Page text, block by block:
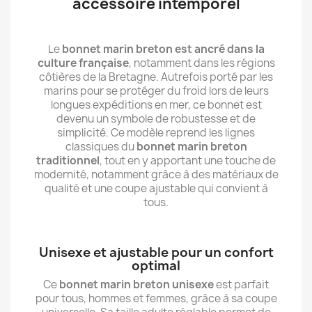
Lebonnet marin breton est ancré dans la
culture française, notamment dans les régions
côtières de la Bretagne. Autrefois porté par les
marins pour se protéger du froid lors de leurs
longues expéditions en mer, ce bonnet est
devenu un symbole de robustesse et de
simplicité. Ce modèle reprend les lignes
classiques dubonnet marin breton
traditionnel, tout en y apportant une touche de
modernité, notamment grâce à des matériaux de
qualité et une coupe ajustable qui convient à
tous.
Unisexe et ajustable pour un confort
optimal
Cebonnet marin breton unisexeest parfait
pour tous, hommes et femmes, grâce à sa coupe